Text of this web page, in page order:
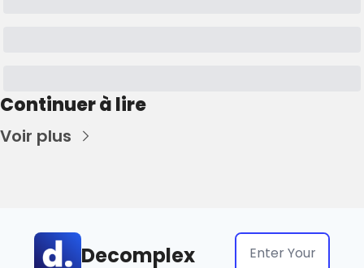
Continuer à lire
Voir plus
Decomplex